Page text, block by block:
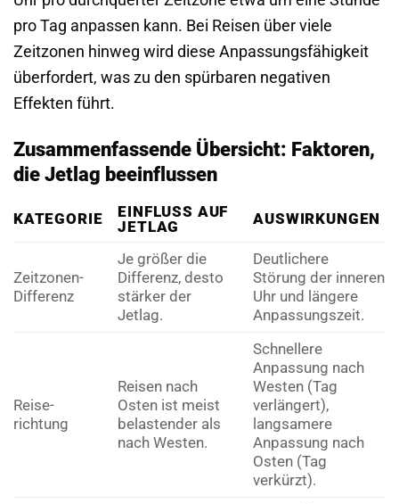
pro Tag anpassen kann. Bei Reisen über viele
Zeitzonen hinweg wird diese Anpassungs­fähigkeit
überfordert, was zu den spürbaren negativen
Effekten führt.
Zusammenfassende Übersicht: Faktoren,
die Jetlag beeinflussen
KATEGORIE
EINFLUSS AUF
JETLAG
AUSWIRKUNGEN
Zeitzonen-
Differenz
Je größer die
Differenz, desto
stärker der
Jetlag.
Deutlichere
Störung der inneren
Uhr und längere
Anpassungs­zeit.
Reise­
richtung
Reisen nach
Osten ist meist
belastender als
nach Westen.
Schnellere
Anpassung nach
Westen (Tag
verlängert),
langsamere
Anpassung nach
Osten (Tag
verkürzt).